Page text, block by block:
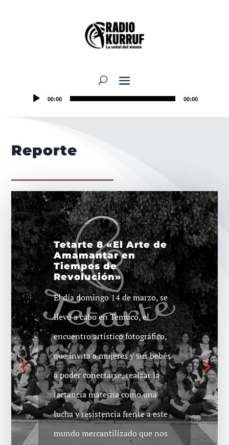
00:00 00:00
Reporte
Tetarte 8 «El Arte de
Amamantar en
Tiempos de
Revolución»
El día domingo 14 de marzo, se
llevó a cabo en Temuco, el
encuentro artístico fotográfico,
que invita a mujeres y sus bebés
a poder conectarse, realzar la
lactancia materna como una
lucha y resistencia frente a este
mundo mercantilizado que nos
8M Puerto Aysén Nota
+ Registro fotográfico
Compartimos con ustedes el
registro de lo que fue la jornada
de protesta del 8M en la ciudad
de Puerto Aysén, Patagonia del
territorio dominado por el
estado chileno. Jornada que
reunió alrededor de 500